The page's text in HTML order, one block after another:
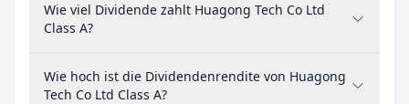
Wie viel Dividende zahlt Huagong Tech Co Ltd
Class A?
Wie hoch ist die Dividendenrendite von Huagong
Tech Co Ltd Class A?